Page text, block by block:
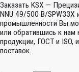
Заказать KSX —
NNU 49/500 B/
промышленности Вы
или обратившись к нам
продукции, ГОСТ и ISO,
поставок.